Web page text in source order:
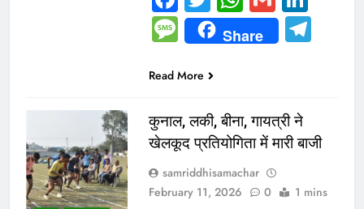
Message
Share
Read More
कुनाल, लकी, बीना, गायत्री ने
खेलकूद प्रतियोगिता में मारी बाजी
samriddhisamachar
February 11, 2026
0 1 mins